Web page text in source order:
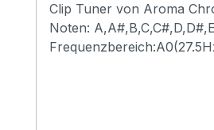
Clip Tuner von Aroma Chromatisch
Noten: